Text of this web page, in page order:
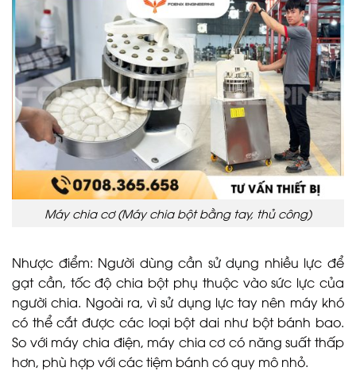
Máy chia cơ (Máy chia bột bằng tay, thủ công)
Nhược điểm: Người dùng cần sử dụng nhiều lực để
gạt cần, tốc độ chia bột phụ thuộc vào sức lực của
người chia. Ngoài ra, vì sử dụng lực tay nên máy khó
có thể cắt được các loại bột dai như bột bánh bao.
So với máy chia điện, máy chia cơ có năng suất thấp
hơn, phù hợp với các tiệm bánh có quy mô nhỏ.